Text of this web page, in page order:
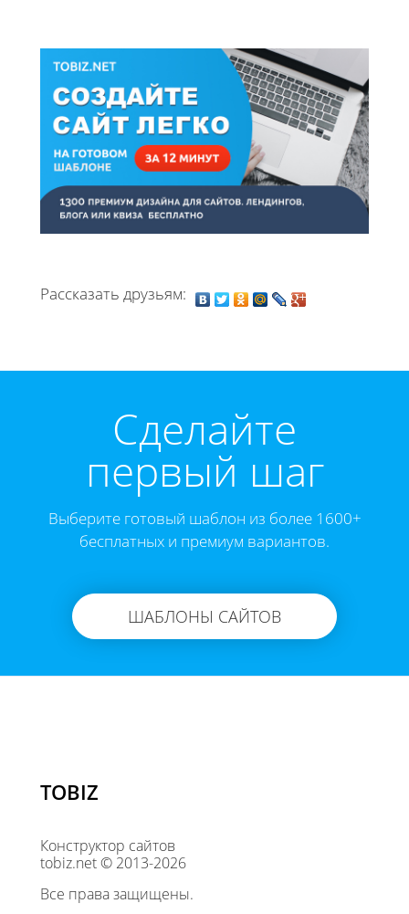
Рассказать друзьям:
Cделайте
первый шаг
Выберите готовый шаблон из более 1600+
бесплатных и премиум вариантов.
ШАБЛОНЫ САЙТОВ
TOBIZ
Конструктор сайтов
tobiz.net © 2013-2026
Все права защищены.